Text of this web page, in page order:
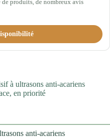
produits, de nombreux avis
à ultrasons anti-acariens
en priorité
anti-acariens